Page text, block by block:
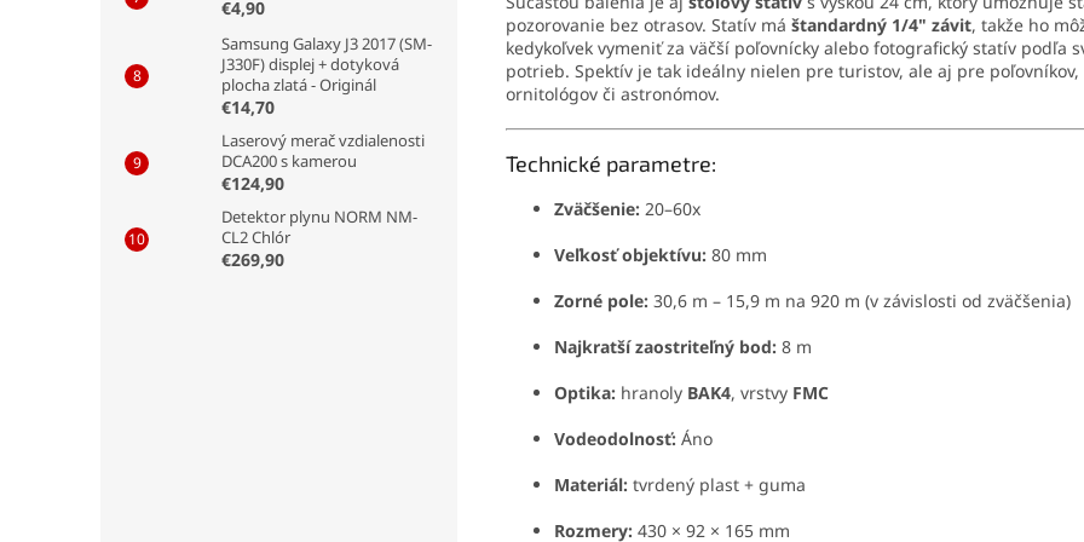
€4,90
Samsung Galaxy J3 2017 (SM-
J330F) displej + dotyková
plocha zlatá - Originál
€14,70
Laserový merač vzdialenosti
DCA200 s kamerou
€124,90
Detektor plynu NORM NM-
CL2 Chlór
€269,90
pozorovanie bez otrasov. Statív má štandardný 1/4" závit, takže ho
kedykoľvek vymeniť za väčší poľovnícky alebo fotografický statív podľa
potrieb. Spektív je tak ideálny nielen pre turistov, ale aj pre poľovníkov,
ornitológov či astronómov.
Technické parametre:
Zväčšenie: 20–60x
Veľkosť objektívu: 80 mm
Zorné pole: 30,6 m – 15,9 m na 920 m (v závislosti od zväčšenia)
Najkratší zaostriteľný bod: 8 m
Optika: hranoly BAK4, vrstvy FMC
Vodeodolnosť: Áno
Materiál: tvrdený plast + guma
Rozmery: 430 × 92 × 165 mm